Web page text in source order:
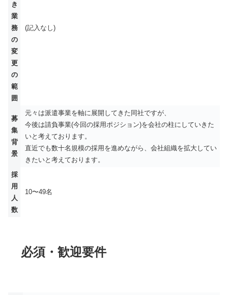
き
業
務
の
変
更
の
範
囲
(記入なし)
募
集
背
景
元々は派遣事業を軸に展開してきた同社ですが、
今後は請負事業(今回の採用ポジション)を会社の柱にしていきた
いと考えております。
直近でも数十名規模の採用を進めながら、会社組織を拡大してい
きたいと考えております。
採
用
人
数
10〜49名
必須・歓迎要件